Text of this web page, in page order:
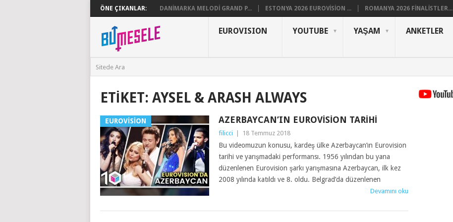
ÖNE ÇIKANLAR: DANIMARKA MELODI GRAND P... ESTONYA 2026 EUROVISION ... ROMANYA 2026 FINALISTLER...
EUROVISION YOUTUBE YAŞAM ANKETLER
ETIKET: AYSEL & ARASH ALWAYS
EUROVISION AZERBAYCAN’IN EUROVISION TARIHI
filicci 18 Temmuz 2018
Bu videomuzun konusu, kardeş ülke Azerbaycan’ın Eurovision
tarihi ve yarışmadaki performansı. 1956 yılından bu yana
düzenlenen Eurovision şarkı yarışmasına Azerbaycan, ilk kez
2008 yılında katıldı ve 8. oldu. Belgrad’da düzenlenen
Devamını oku